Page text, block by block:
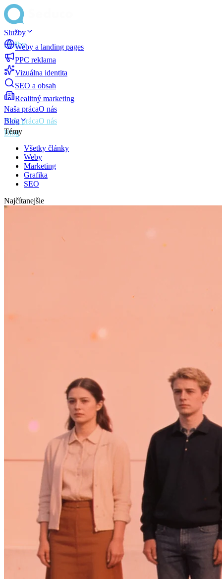
Služby
Weby a landing pages
PPC reklama
Vizuálna identita
SEO a obsah
Realitný marketing
Naša prácaO nás
Blog
Témy
Všetky články
Weby
Marketing
Grafika
SEO
Najčítanejšie